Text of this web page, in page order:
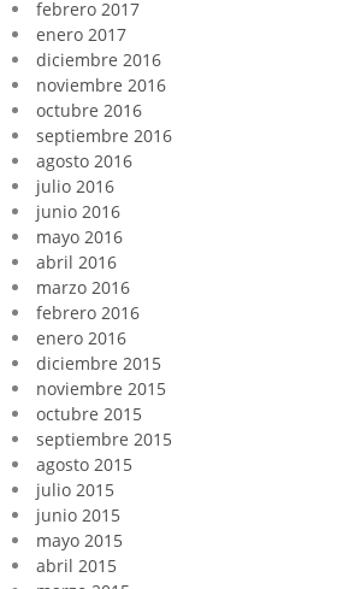
febrero 2017
enero 2017
diciembre 2016
noviembre 2016
octubre 2016
septiembre 2016
agosto 2016
julio 2016
junio 2016
mayo 2016
abril 2016
marzo 2016
febrero 2016
enero 2016
diciembre 2015
noviembre 2015
octubre 2015
septiembre 2015
agosto 2015
julio 2015
junio 2015
mayo 2015
abril 2015